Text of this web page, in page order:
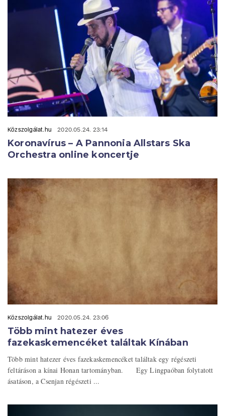
Közszolgálat.hu 2020.05.24. 23:14
Koronavírus – A Pannonia Allstars Ska
Orchestra online koncertje
Közszolgálat.hu 2020.05.24. 23:06
Több mint hatezer éves
fazekaskemencéket találtak Kínában
Több mint hatezer éves fazekaskemencéket találtak egy régészeti
feltáráson a kínai Honan tartományban. Egy Lingpaóban folytatott
ásatáson, a Csenjan régészeti ...